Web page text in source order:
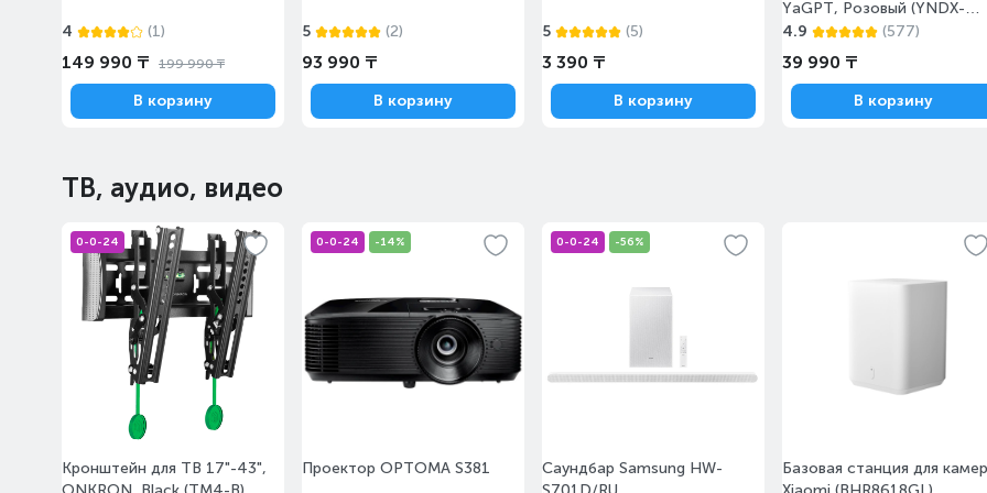
4 (1)
149 990 ₸ 199 990 ₸
В корзину
5 (2)
93 990 ₸
В корзину
5 (5)
3 390 ₸
В корзину
YaGPT, Розовый (YNDX-
00026PNK)
4.9 (577)
39 990 ₸
В корзину
ТВ, аудио, видео
0-0-24
Кронштейн для ТВ 17"-43",
0-0-24 -14%
Проектор OPTOMA S381
0-0-24 -56%
Саундбар Samsung HW-
Базовая станция для камер